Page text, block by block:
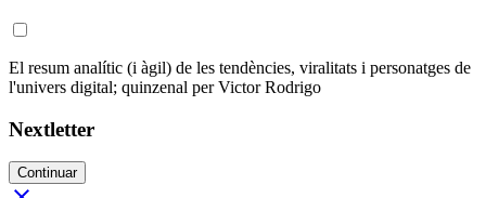
El resum analític (i àgil) de les tendències, viralitats i personatges de
l'univers digital; quinzenal per Victor Rodrigo
Nextletter
Continuar